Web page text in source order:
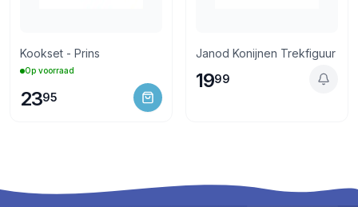
Kookset - Prins
Op voorraad
2395
Janod Konijnen Trekfiguur
1999